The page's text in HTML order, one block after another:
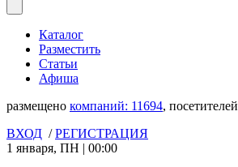
Каталог
Разместить
Статьи
Афиша
размещено компаний: 11694, посетителей
ВХОД /РЕГИСТРАЦИЯ
1 января, ПН | 00:00